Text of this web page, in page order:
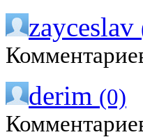
zayceslav
derim (0)